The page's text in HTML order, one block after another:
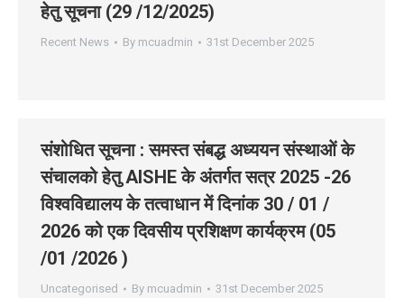
हेतु सूचना (29 /12/2025)
Recent News By mcuadmin 31st December 2025
संशोधित सूचना : समस्त संबद्ध अध्‍ययन संस्‍थाओं के
संचालको हेतु AISHE के अंतर्गत सत्र 2025 -26
विश्वविद्यालय के तत्वाधान में दिनांक 30 / 01 /
2026 को एक दिवसीय प्रशिक्षण कार्यक्रम (05
/01 /2026 )
Uncategorised By mcuadmin 31st December 2025